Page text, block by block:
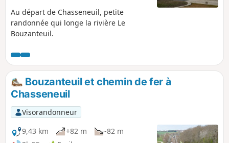
Au départ de Chasseneuil, petite
randonnée qui longe la rivière Le
Bouzanteuil.
Bouzanteuil et chemin de fer à
Chasseneuil
Visorandonneur
9,43 km
+82 m
-82 m